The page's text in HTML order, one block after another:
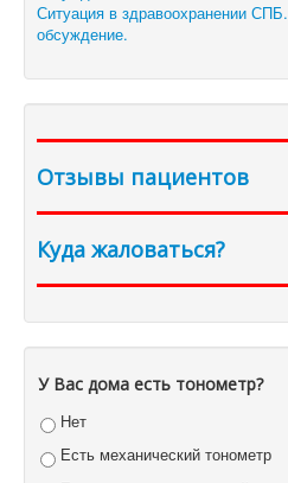
Ситуация в здравоохранении
обсуждение.
Отзывы пациентов
Куда жаловаться?
У Вас дома есть тонометр?
Нет
Есть механический тонометр